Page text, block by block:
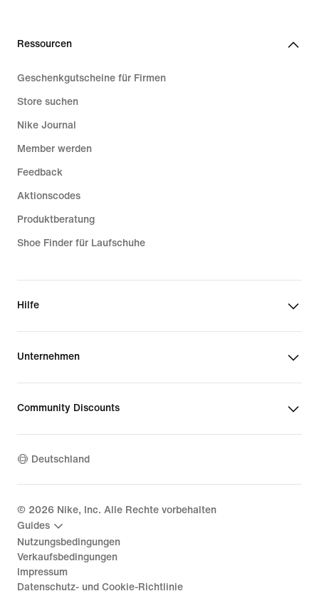
Ressourcen
Geschenkgutscheine für Firmen
Store suchen
Nike Journal
Member werden
Feedback
Aktionscodes
Produktberatung
Shoe Finder für Laufschuhe
Hilfe
Unternehmen
Community Discounts
Deutschland
© 2026 Nike, Inc. Alle Rechte vorbehalten
Guides
Nutzungsbedingungen
Verkaufsbedingungen
Impressum
Datenschutz- und Cookie-Richtlinie